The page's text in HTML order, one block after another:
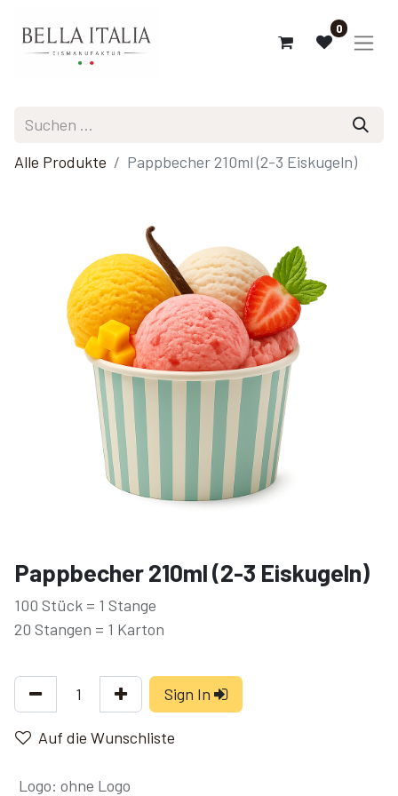
0
Alle Produkte Pappbecher 210ml (2-3 Eiskugeln)
Pappbecher 210ml (2-3 Eiskugeln)
100 Stück = 1 Stange
20 Stangen = 1 Karton
Sign In
Auf die Wunschliste
Logo: ohne Logo